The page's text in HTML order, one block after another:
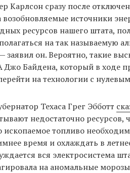
Карлсон сразу после
источники
ресурсов нашего штата,
на так называемую
он. Вероятно, такие
Джо Байдена, который в ходе
на технологии с
Техаса Грег Эбботт
недостаточно ресурсов,
ископаемое топливо
время и охлаждать в
вся электросистема
на аномальные